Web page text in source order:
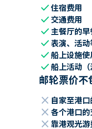
check住宿费用
check 交通费用
check主餐厅的
check表演、活
check船上设施
check船上活动（
邮轮票价不
close 自家至港
close 各个港口
close 靠港观光游